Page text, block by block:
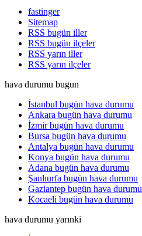
fastinger
Sitemap
RSS bugün iller
RSS bugün ilçeler
RSS yarın iller
RSS yarın ilçeler
hava durumu bugun
İstanbul bugün hava durumu
Ankara bugün hava durumu
İzmir bugün hava durumu
Bursa bugün hava durumu
Antalya bugün hava durumu
Konya bugün hava durumu
Adana bugün hava durumu
Şanlıurfa bugün hava durumu
Gaziantep bugün hava durumu
Kocaeli bugün hava durumu
hava durumu yarınki